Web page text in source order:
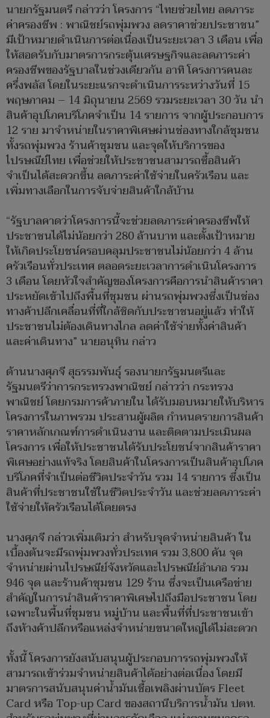
นายกรัฐมนตรี กล่าวว่า โครงการ “ไทยช่วยไทย ลดภาระ
ค่าครองชีพ : พาณิชย์รถพุ่มพวง ลดราคาช่วยประชาชน”
มีเป้าหมายดำเนินการต่อเนื่องเป็นระยะเวลา 3 เดือน เพื่อ
ให้สอดรับกับมาตรการกระตุ้นเศรษฐกิจและลดภาระค่า
ครองชีพของรัฐบาลในช่วงเดียวกัน อาทิ โครงการคนละ
ครึ่งพลัส โดยในระยะแรกจะดำเนินการระหว่างวันที่ 15
พฤษภาคม – 14 มิถุนายน 2569 รวมระยะเวลา 30 วัน นำ
สินค้าอุปโภคบริโภคจำเป็น 14 รายการ จากผู้ประกอบการ
12 ราย มาจำหน่ายในราคาพิเศษผ่านช่องทางใกล้ชุมชน
ทั้งรถพุ่มพวง ร้านค้าชุมชน และจุดให้บริการของ
ไปรษณีย์ไทย เพื่อช่วยให้ประชาชนสามารถซื้อสินค้า
จำเป็นได้สะดวกขึ้น ลดภาระค่าใช้จ่ายในครัวเรือน และ
เพิ่มทางเลือกในการจับจ่ายสินค้าใกล้บ้าน
“รัฐบาลคาดว่าโครงการนี้จะช่วยลดภาระค่าครองชีพให้
ประชาชนได้ไม่น้อยกว่า 280 ล้านบาท และตั้งเป้าหมาย
ให้เกิดประโยชน์ครอบคลุมประชาชนไม่น้อยกว่า 4 ล้าน
ครัวเรือนทั่วประเทศ ตลอดระยะเวลาการดำเนินโครงการ
3 เดือน โดยหัวใจสำคัญของโครงการคือการนำสินค้าราคา
ประหยัดเข้าไปถึงพื้นที่ชุมชน ผ่านรถพุ่มพวงซึ่งเป็นช่อง
ทางค้าปลีกเคลื่อนที่ที่ใกล้ชิดกับประชาชนอยู่แล้ว ทำให้
ประชาชนไม่ต้องเดินทางไกล ลดค่าใช้จ่ายทั้งค่าสินค้า
และค่าเดินทาง” นายอนุทิน กล่าว
ด้านนางศุภจี สุธรรมพันธุ์ รองนายกรัฐมนตรีและ
รัฐมนตรีว่าการกระทรวงพาณิชย์ กล่าวว่า กระทรวง
พาณิชย์ โดยกรมการค้าภายใน ได้รับมอบหมายให้บริหาร
โครงการในภาพรวม ประสานผู้ผลิต กำหนดรายการสินค้า
ราคาหลักเกณฑ์การดำเนินงาน และติดตามประเมินผล
โครงการ เพื่อให้ประชาชนได้รับประโยชน์จากสินค้าราคา
พิเศษอย่างแท้จริง โดยสินค้าในโครงการเป็นสินค้าอุปโภค
บริโภคที่จำเป็นต่อชีวิตประจำวัน รวม 14 รายการ ซึ่งเป็น
สินค้าที่ประชาชนใช้ในชีวิตประจำวัน และช่วยลดภาระค่า
ใช้จ่ายให้ครัวเรือนได้โดยตรง
นางศุภจี กล่าวเพิ่มเติมว่า สำหรับจุดจำหน่ายสินค้า ใน
เบื้องต้นจะมีรถพุ่มพวงทั่วประเทศ รวม 3,800 คัน จุด
จำหน่ายผ่านไปรษณีย์จังหวัดและไปรษณีย์อำเภอ รวม
946 จุด และร้านค้าชุมชน 129 ร้าน ซึ่งจะเป็นเครือข่าย
สำคัญในการนำสินค้าราคาพิเศษไปถึงมือประชาชน โดย
เฉพาะในพื้นที่ชุมชน หมู่บ้าน และพื้นที่ที่ประชาชนเข้า
ถึงห้างค้าปลีกหรือแหล่งจำหน่ายขนาดใหญ่ได้ไม่สะดวก
ทั้งนี้ โครงการยังสนับสนุนผู้ประกอบการรถพุ่มพวงให้
สามารถเข้าร่วมจำหน่ายสินค้าได้อย่างต่อเนื่อง โดยมี
มาตรการสนับสนุนค่าน้ำมันเชื้อเพลิงผ่านบัตร Fleet
Card หรือ Top-up Card ของสถานีบริการน้ำมัน ปตท.